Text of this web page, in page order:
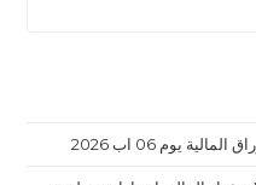
يوم 06 اب 2026